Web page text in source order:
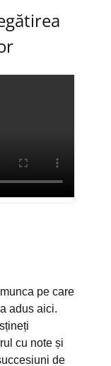
pe care
adus aici.
cu note și
de